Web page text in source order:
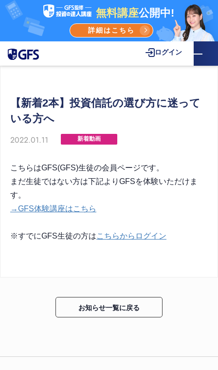
無料講座公開中!
詳細はこちら
ログイン
【新着2本】投資信託の選び方に迷って
いる方へ
2022.01.11 新着動画
こちらはGFS(GFS)生徒の会員ページです。
まだ生徒ではない方は下記よりGFSを体験いただけま
す。
→GFS体験講座はこちら
※すでにGFS生徒の方はこちらからログイン
お知らせ一覧に戻る